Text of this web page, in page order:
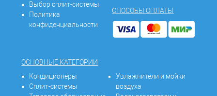
Выбор сплит-системы
Политика
конфиденциальности
СПОСОБЫ ОПЛАТЫ
ОСНОВНЫЕ КАТЕГОРИИ
Кондиционеры
Сплит-системы
Увлажнители и мойки
воздуха